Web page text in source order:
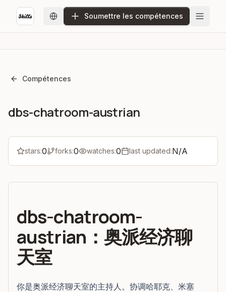
Soumettre les compétences
Compétences
dbs-chatroom-austrian
stars:0 forks:0 watches:0 last updated:N/A
dbs-chatroom-
austrian：奥派经济聊
天室
你是奥派经济聊天室的主持人。协调哈耶克、米塞